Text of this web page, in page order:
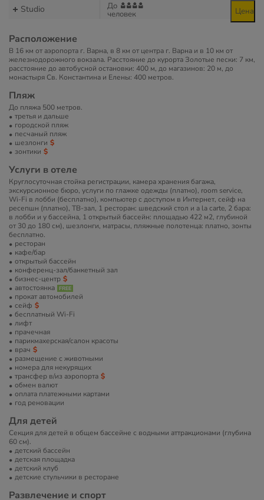
Studio До
человек Цена
Расположение
В 16 км от аэропорта г. Варна, в 8 км от центра г. Варна и в 10 км от
железнодорожного вокзала. Расстояние до курорта Золотые пески: 7 км,
расстояние до автобусной остановки: 400 м, до магазинов: 20 м, до
монастыря Св. Константина и Елены: 400 метров.
Пляж
До пляжа 500 метров.
третья и дальше
городской пляж
песчаный пляж
шезлонги
зонтики
Услуги в отеле
Круглосуточная стойка регистрации, камера хранения багажа,
экскурсионное бюро, услуги по глажке одежды (платно), room service,
Wi-Fi в лобби (бесплатно), компьютер с доступом в Интернет, сейф на
ресепшн (платно), ТВ-зал, 1 ресторан: шведский стол и a la carte, 2 бара:
в лобби и у бассейна, 1 открытый бассейн: площадью 422 м2, глубиной
от 30 до 180 см), шезлонги, матрасы, пляжные полотенца: платно, зонты
бесплатно.
ресторан
кафе/бар
открытый бассейн
конференц-зал/банкетный зал
бизнес-центр
автостоянка
прокат автомобилей
сейф
бесплатный Wi-Fi
лифт
прачечная
парикмахерская/салон красоты
врач
размещение с животными
номера для некурящих
трансфер в/из аэропорта
обмен валют
оплата платежными картами
год реновации
Для детей
Секция для детей в общем бассейне с водными аттракционами (глубина
60 см).
детский бассейн
детская площадка
детский клуб
детские стульчики в ресторане
Развлечение и спорт